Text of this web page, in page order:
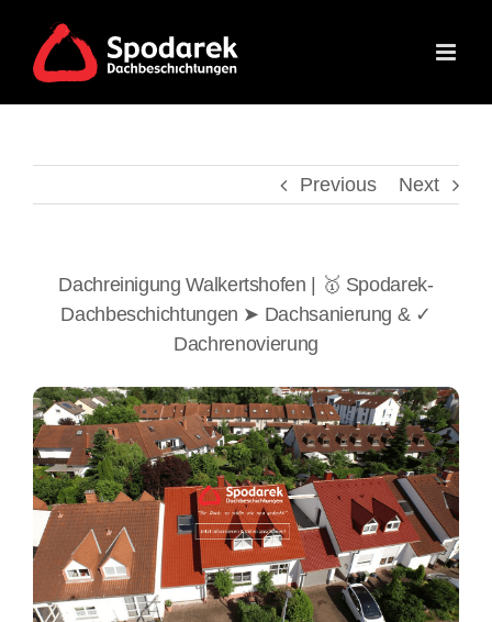
content
Previous Next
Dachreinigung Walkertshofen | 🥇 Spodarek-
Dachbeschichtungen ➤ Dachsanierung & ✓
Dachrenovierung